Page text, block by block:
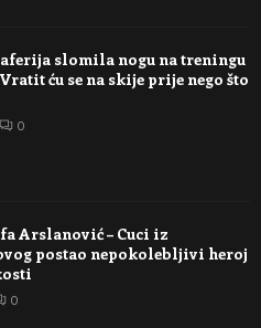
slomila nogu na treningu
ću se na skije prije nego što
0
Arslanović – Cuci iz
postao nepokolebljivi heroj
0